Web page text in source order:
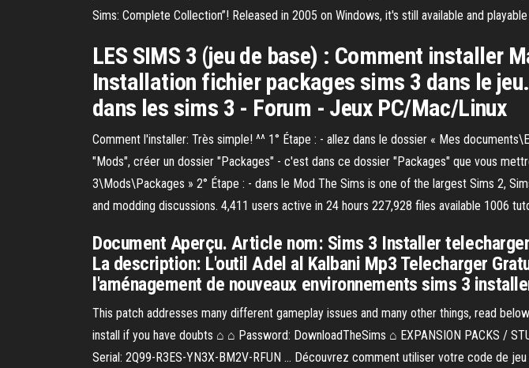
Sims: Complete Collection”! Released in 2005 on Windows, it's still available and
LES SIMS 3 (jeu de base) : Comment installer
Installation fichier packages sims 3 dans le
dans les sims 3 - Forum - Jeux PC/Mac/Linux
Comment l'installer: Très simple! ^^ 1° Étape : - allez dans le dossier « Mes
"Mods", créer un dossier "Packages" - c'est dans ce dossier "Packages" que vous
3\Mods\Packages » 2° Étape : - dans le Mod The Sims is one of the largest Sims 2,
and modding discussions. 4,411 users active in 24 hours 227,928 files available 1006
Document Aperçu. Article nom: Sims 3 Installer
La description: L'outil Adel al Kalbani Mp3 Telecharger
l'aménagement de nouveaux environnements sims 3
This patch addresses many different gameplay issues and many other things, read
install if you have doubts ⌂ ⌂ Password: DownloadTheSims ⌂ EXPANSION PACKS /
Serial: 2Q99-R3ES-YN3X-BM2V-RFUN … Découvrez comment utiliser votre code de